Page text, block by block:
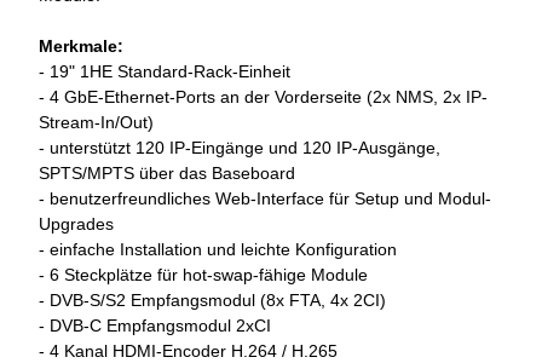
Merkmale:
- 19" 1HE Standard-Rack-Einheit
- 4 GbE-Ethernet-Ports an der Vorderseite (2x NMS, 2x IP-
Stream-In/Out)
- unterstützt 120 IP-Eingänge und 120 IP-Ausgänge,
SPTS/MPTS über das Baseboard
- benutzerfreundliches Web-Interface für Setup und Modul-
Upgrades
- einfache Installation und leichte Konfiguration
- 6 Steckplätze für hot-swap-fähige Module
- DVB-S/S2 Empfangsmodul (8x FTA, 4x 2CI)
- DVB-C Empfangsmodul 2xCI
- 4 Kanal HDMI-Encoder H.264 / H.265